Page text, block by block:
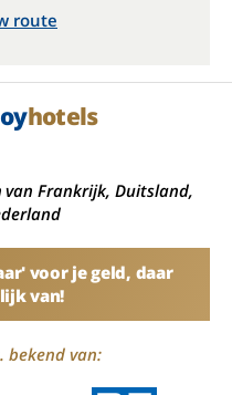
route
hotels
Frankrijk, Duitsland,
voor je geld, daar
van!
bekend van: